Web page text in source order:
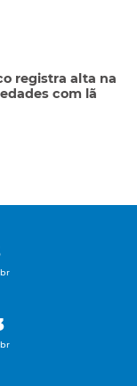
registra alta na
com lã